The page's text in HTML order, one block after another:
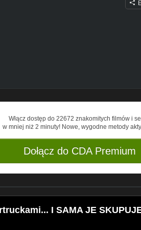
Włącz dostęp do 22672 znakomitych filmów i
w mniej niż 2 minuty! Nowe, wygodne metody
Dołącz do CDA Premium
I SAMA JE